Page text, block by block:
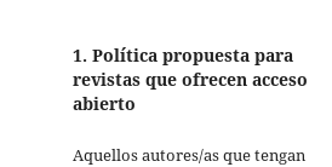
1. Política propuesta para
revistas que ofrecen acceso
abierto
Aquellos autores/as que tengan